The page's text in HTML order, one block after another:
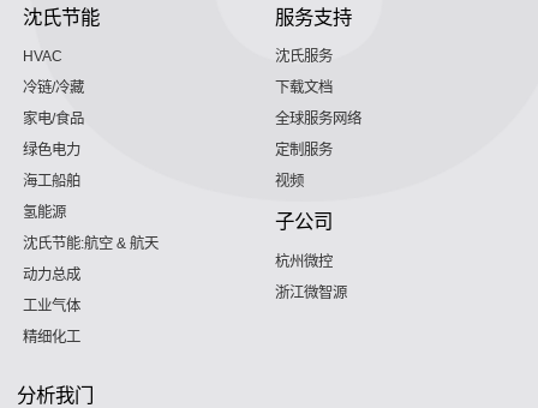
沈氏节能
HVAC
冷链/冷藏
家电/食品
绿色电力
海工船舶
氢能源
沈氏节能:航空 & 航天
动力总成
工业气体
精细化工
服务支持
沈氏服务
下载文档
全球服务网络
定制服务
视频
子公司
杭州微控
浙江微智源
分析我门